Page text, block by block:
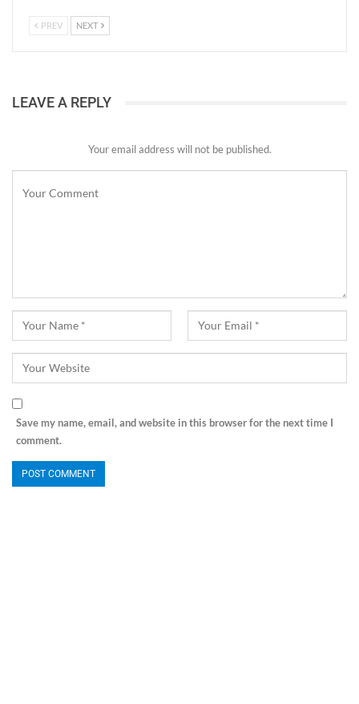
PREV NEXT
LEAVE A REPLY
Your email address will not be published.
Save my name, email, and website in this browser for the next time I
comment.